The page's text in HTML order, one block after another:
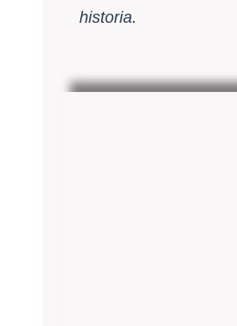
historia.